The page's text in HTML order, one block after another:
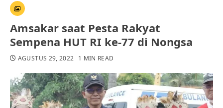
Amsakar saat Pesta Rakyat
Sempena HUT RI ke-77 di Nongsa
AGUSTUS 29, 2022 1 MIN READ